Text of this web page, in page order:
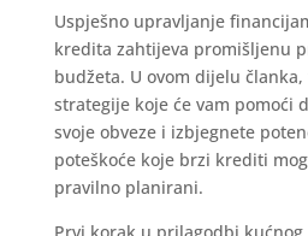
Uspješno upravljanje
kredita zahtijeva promišljenu
budžeta. U ovom dijelu
strategije koje će vam pomoći
svoje obveze i izbjegnete
poteškoće koje brzi krediti
pravilno planirani.